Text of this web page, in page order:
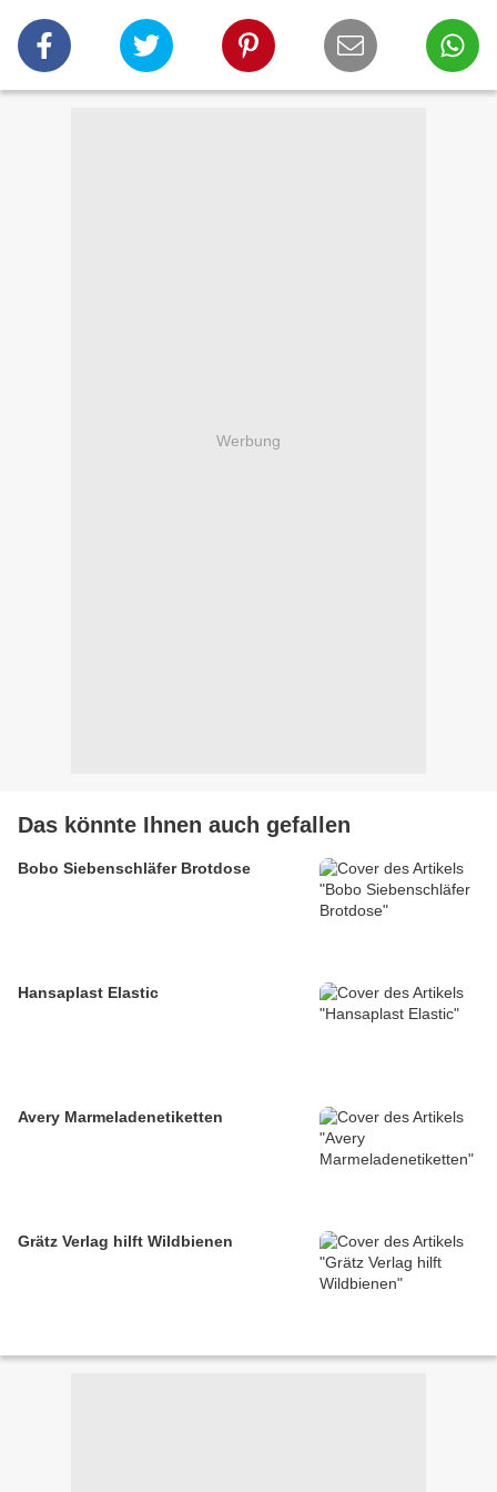
Werbung
Das könnte Ihnen auch gefallen
Bobo Siebenschläfer Brotdose
Hansaplast Elastic
Avery Marmeladenetiketten
Grätz Verlag hilft Wildbienen